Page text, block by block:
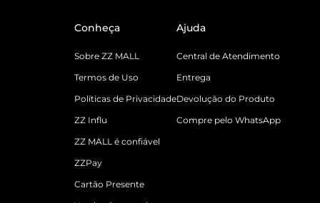
Conheça
Sobre ZZ MALL
Termos de Uso
Políticas de Privacidade
ZZ Influ
ZZ MALL é confiável
ZZPay
Cartão Presente
Ajuda
Central de Atendimento
Entrega
Devolução do Produto
Compre pelo WhatsApp